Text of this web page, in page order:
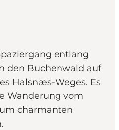
entlang
den Buchenwald auf
Halsnæs-Weges. Es
Wanderung vom
charmanten